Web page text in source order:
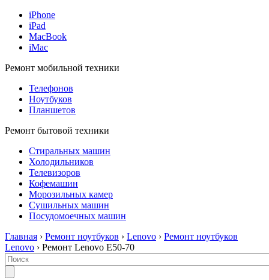
iPhone
iPad
MacBook
iMac
Ремонт мобильной техники
Телефонов
Ноутбуков
Планшетов
Ремонт бытовой техники
Стиральных машин
Холодильников
Телевизоров
Кофемашин
Морозильных камер
Сушильных машин
Посудомоечных машин
Главная › Ремонт ноутбуков › Lenovo › Ремонт ноутбуков
Lenovo › Ремонт Lenovo E50-70